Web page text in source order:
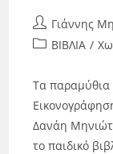
Γιάννης
ΒΙΒΛΙΑ /
Τα
Δανάη
το παιδικό